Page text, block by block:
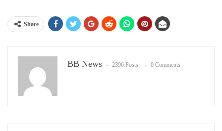
Share
BB News 2396 Posts 0 Comments